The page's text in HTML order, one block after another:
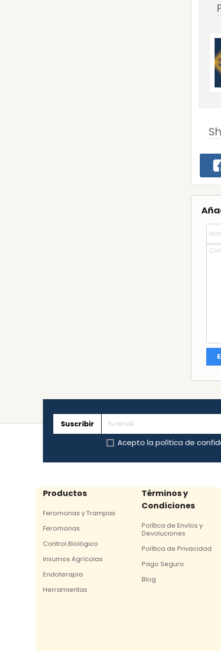
Suscribir
Acepto la política de
Productos
Feromonas y Trampas
Feromonas
Control Biológico
Insumos Agrícolas
Endoterapia
Herramientas
Términos y
Condiciones
Política de Envíos y
Devoluciones
Política de Privacidad
Pago Seguro
Blog